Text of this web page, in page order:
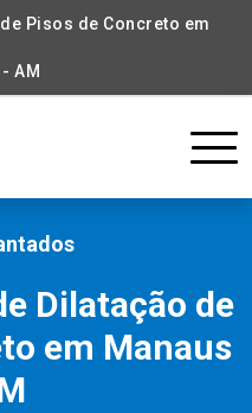
Pisos de Concreto em
AM
Dilatação de
em Manaus